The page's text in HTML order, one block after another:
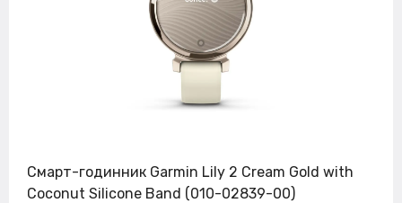
Смарт-годинник Garmin Lily 2 Cream Gold with
Coconut Silicone Band (010-02839-00)